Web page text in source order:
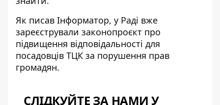
Як писав Інформатор, у Раді вже
зареєстрували законопроєкт про
підвищення відповідальності для
посадовців ТЦК за порушення прав
громадян.
СЛІДКУЙТЕ ЗА НАМИ У